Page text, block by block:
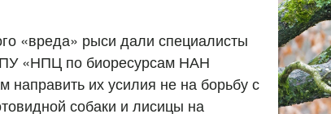
«вреда» рыси дали специалисты
«НПЦ по биоресурсам НАН
их усилия не на борьбу с
собаки и лисицы на